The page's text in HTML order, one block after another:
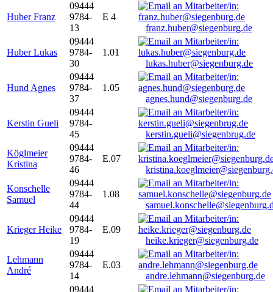
Huber Franz
09444
9784-
13
E 4
franz.huber@siegenburg.de
Huber Lukas
09444
9784-
30
1.01
lukas.huber@siegenburg.de
Hund Agnes
09444
9784-
37
1.05
agnes.hund@siegenburg.de
Kerstin Gueli
09444
9784-
45
kerstin.gueli@siegenbrug.de
Köglmeier
Kristina
09444
9784-
46
E.07
Konschelle
Samuel
09444
9784-
44
1.08
Krieger Heike
09444
9784-
19
E.09
heike.krieger@siegenburg.de
Lehmann
André
09444
9784-
14
E.03
andre.lehmann@siegenburg.de
09444